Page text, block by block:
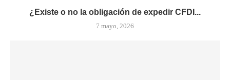
¿Existe o no la obligación de expedir CFDI...
7 mayo, 2026